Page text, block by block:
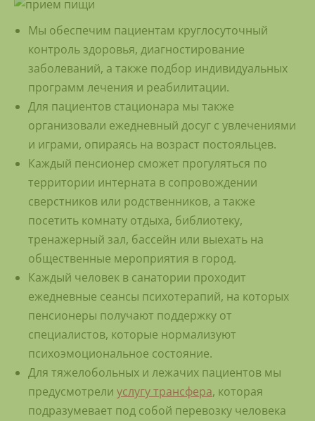
Мы обеспечим пациентам круглосуточный
контроль здоровья, диагностирование
заболеваний, а также подбор индивидуальных
программ лечения и реабилитации.
Для пациентов стационара мы также
организовали ежедневный досуг с увлечениями
и играми, опираясь на возраст постояльцев.
Каждый пенсионер сможет прогуляться по
территории интерната в сопровождении
сверстников или родственников, а также
посетить комнату отдыха, библиотеку,
тренажерный зал, бассейн или выехать на
общественные мероприятия в город.
Каждый человек в санатории проходит
ежедневные сеансы психотерапий, на которых
пенсионеры получают поддержку от
специалистов, которые нормализуют
психоэмоциональное состояние.
Для тяжелобольных и лежачих пациентов мы
предусмотрели услугу трансфера, которая
подразумевает под собой перевозку человека